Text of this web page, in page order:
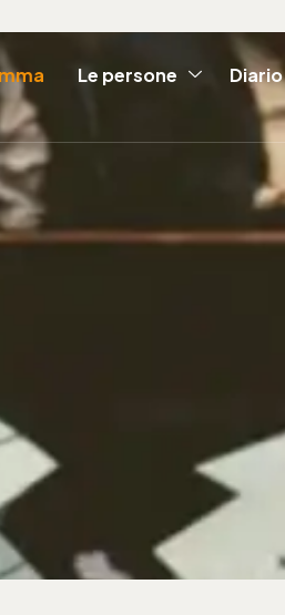
Le persone Diario